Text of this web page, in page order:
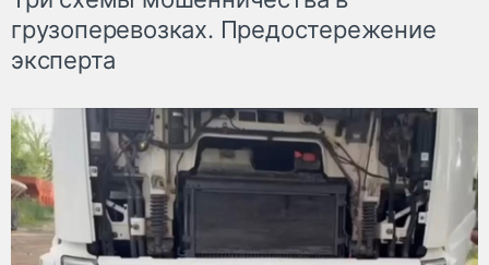
грузоперевозках. Предостережение
эксперта